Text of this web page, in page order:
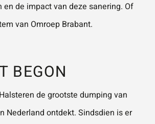
Wat is 5 + 5?*
UR JE
AANVRA
AG
en de impact van deze sanering. Of
van Omroep Brabant.
BEGON
de grootste dumping van
Nederland ontdekt. Sindsdien is er